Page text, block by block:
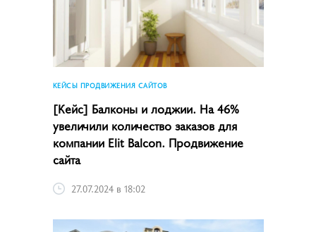
КЕЙСЫ ПРОДВИЖЕНИЯ САЙТОВ
[Кейс] Балконы и лоджии. На 46%
увеличили количество заказов для
компании Elit Balcon. Продвижение
сайта
27.07.2024 в 18:02